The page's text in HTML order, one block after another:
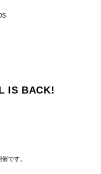
IS BACK!
です。